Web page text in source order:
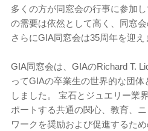
多くの方が同窓会の行事に参加
の需要は依然として高く、同窓
さらにGIA同窓会は35周年を迎え
GIA同窓会は、GIAのRichard T.
ってGIAの卒業生の世界的な団体
しました。 宝石とジュエリー業
ポートする共通の関心、教育、
ワークを奨励および促進するた